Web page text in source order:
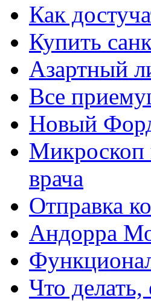
Как
Купить
Азартный
Все
Новый
Микроскоп
врача
Отправка
Андорра
Что делать,